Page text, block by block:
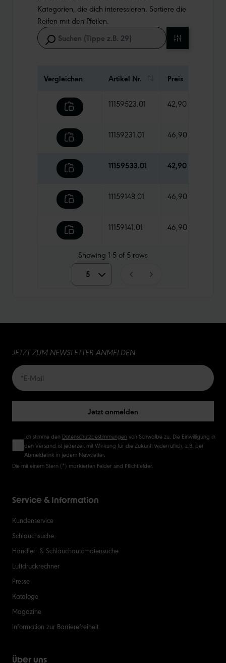
Kategorien, die dich interessieren. Sortiere die
Reifen mit den Pfeilen.
Vergleichen Artikel Nr. Preis
11159523.01 42,90 €
11159231.01 46,90 €
11159533.01 42,90 €
11159148.01 46,90 €
11159141.01 46,90 €
Showing 1-5of 5 rows
5 5
20
JETZT ZUM NEWSLETTER ANMELDEN
Jetzt anmelden
Ich stimme den Datenschutzbestimmungen von Schwalbe zu. Die Einwilligung in
den Versand ist jederzeit mit Wirkung für die Zukunft widerruflich, z.B. per
Abmeldelink in jedem Newsletter.
Die mit einem Stern (*) markierten Felder sind Pflichtfelder.
Service & Information
Kundenservice
Schlauchsuche
Händler- & Schlauchautomatensuche
Luftdruckrechner
Presse
Kataloge
Magazine
Information zur Barrierefreiheit
Über uns